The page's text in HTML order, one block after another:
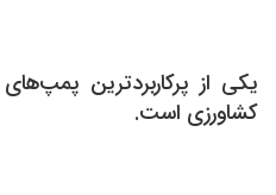
یکی از پرکاربردترین
کشاورزی است.